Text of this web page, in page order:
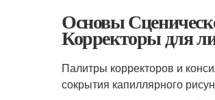
Основы
Корректоры для
Палитры корректоров и
сокрытия капиллярного